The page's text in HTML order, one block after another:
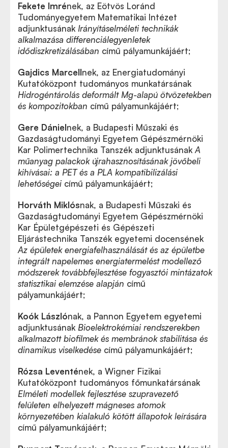
Fekete Imrének, az Eötvös Loránd
Tudományegyetem Matematikai Intézet
adjunktusának Irányításelméleti technikák
alkalmazása differenciálegyenletek
idődiszkretizálásában című pályamunkájáért;
Gajdics Marcellnek, az Energiatudományi
Kutatóközpont tudományos munkatársának
Hidrogéntárolás deformált Mg-alapú ötvözetekben
és kompozitokban című pályamunkájáért;
Gere Dánielnek, a Budapesti Műszaki és
Gazdaságtudományi Egyetem Gépészmérnöki
Kar Polimertechnika Tanszék adjunktusánakA
műanyag palackok újrahasznosításának jövőbeli
kihívásai: a PET és a PLA kompatibilizálási
lehetőségei című pályamunkájáért;
Horváth Miklósnak, a Budapesti Műszaki és
Gazdaságtudományi Egyetem Gépészmérnöki
Kar Épületgépészeti és Gépészeti
Eljárástechnika Tanszék egyetemi docensének
Az épületek energiafelhasználását és az épületbe
integrált napelemes energiatermelést modellező
módszerek továbbfejlesztése fogyasztói mintázatok
statisztikai elemzése alapján című
pályamunkájáért;
Koók Lászlónak, a Pannon Egyetem egyetemi
adjunktusának Bioelektrokémiai rendszerekben
alkalmazott biofilmek és membránok stabilitása és
dinamikus viselkedése című pályamunkájáért;
Rózsa Leventének, a Wigner Fizikai
Kutatóközpont tudományos főmunkatársának
Elméleti modellek fejlesztése szupravezető
felületen elhelyezett mágneses atomok
környezetében kialakuló kötött állapotok leírására
című pályamunkájáért;